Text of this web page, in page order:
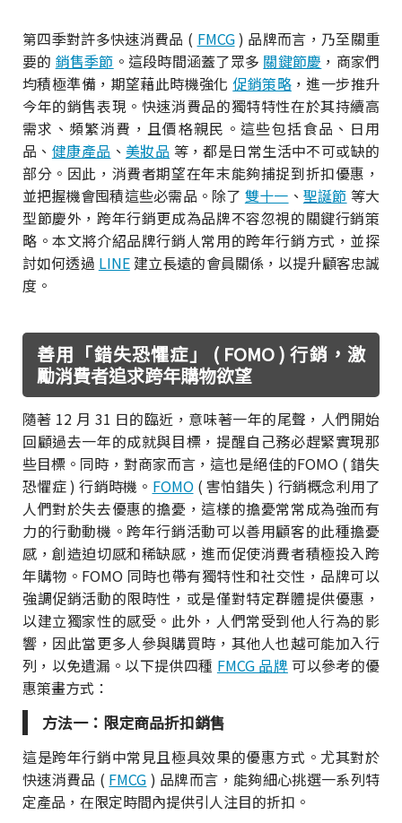
第四季對許多快速消費品 ( FMCG) 品牌而言，乃至關重
要的 銷售季節 。這段時間涵蓋了眾多 關鍵節慶 ，商家們
均積極準備，期望藉此時機強化 促銷策略，進一步推升
今年的銷售表現。快速消費品的獨特特性在於其持續高
需求、頻繁消費，且價格親民。這些包括食品、日用
品、 健康產品 、 美妝品 等，都是日常生活中不可或缺的
部分。因此，消費者期望在年末能夠捕捉到折扣優惠，
並把握機會囤積這些必需品。除了 雙十一 、 聖誕節 等大
型節慶外，跨年行銷更成為品牌不容忽視的關鍵行銷策
略。本文將介紹品牌行銷人常用的跨年行銷方式，並探
討如何透過 LINE建立長遠的會員關係，以提升顧客忠誠
度。
善用「錯失恐懼症」 ( FOMO ) 行銷，激
勵消費者追求跨年購物欲望
隨著 12 月 31 日的臨近，意味著一年的尾聲，人們開始
回顧過去一年的成就與目標，提醒自己務必趕緊實現那
些目標。同時，對商家而言，這也是絕佳的FOMO ( 錯失
恐懼症 ) 行銷時機。 FOMO( 害怕錯失 ) 行銷概念利用了
人們對於失去優惠的擔憂，這樣的擔憂常常成為強而有
力的行動動機。跨年行銷活動可以善用顧客的此種擔憂
感，創造迫切感和稀缺感，進而促使消費者積極投入跨
年購物。FOMO 同時也帶有獨特性和社交性，品牌可以
強調促銷活動的限時性，或是僅對特定群體提供優惠，
以建立獨家性的感受。此外，人們常受到他人行為的影
響，因此當更多人參與購買時，其他人也越可能加入行
列，以免遺漏。以下提供四種 FMCG 品牌可以參考的優
惠策畫方式：
方法一：限定商品折扣銷售
這是跨年行銷中常見且極具效果的優惠方式。尤其對於
快速消費品 ( FMCG ) 品牌而言，能夠細心挑選一系列特
定產品，在限定時間內提供引人注目的折扣。